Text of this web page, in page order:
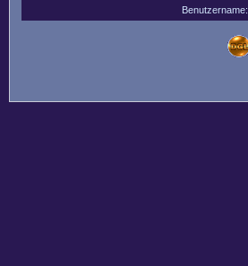
Benutzername: